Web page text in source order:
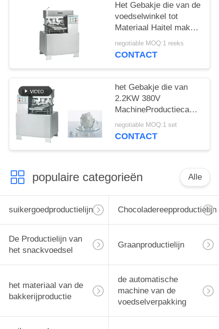
Het Gebakje die van de
voedselwinkel tot
Materiaal Haitel maken
Kleine Kubussuiker die
Machine maken
negotiable MOQ:1 reeks
CONTACT
het Gebakje die van
2.2KW 380V
MachineProductiecapaciteit
vormen 1~4
T/Verschuiving
negotiable MOQ:1 set
CONTACT
populaire categorieën Alle
suikergoedproductielijn Chocoladereepproductielijn
De Productielijn van
het snackvoedsel
Graanproductielijn
het materiaal van de
bakkerijproductie
de automatische
machine van de
voedselverpakking